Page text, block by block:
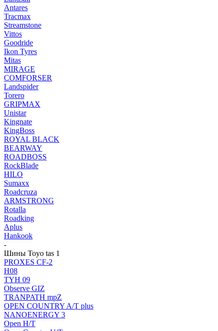
Antares
Tracmax
Streamstone
Vittos
Goodride
Ikon Tyres
Mitas
MIRAGE
COMFORSER
Landspider
Torero
GRIPMAX
Unistar
Kingnate
KingBoss
ROYAL BLACK
BEARWAY
ROADBOSS
RockBlade
HILO
Sumaxx
Roadcruza
ARMSTRONG
Rotalla
Roadking
Aplus
Hankook
-
Шины Toyo tas 1
PROXES CF-2
H08
TYH 09
Observe GIZ
TRANPATH mpZ
OPEN COUNTRY A/T plus
NANOENERGY 3
Open Н/Т